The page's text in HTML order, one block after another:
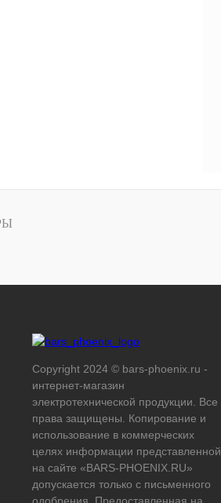
Copyright 2024 © bars-phoenix.ru -
интернет-магазин
электротехнической продукции. Все
права защищены. Копирование и
использование в коммерческих
целях информации представленной
на сайте «BARS-PHOENIX.RU»
допускается только с письменного
одобрения. Предоставленная на